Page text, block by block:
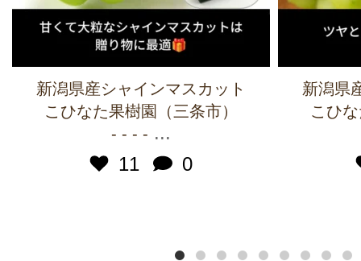
新潟県産シャインマスカット
こひなた果樹園（三条市）
- - - - ...
11
0
新潟県
こひ